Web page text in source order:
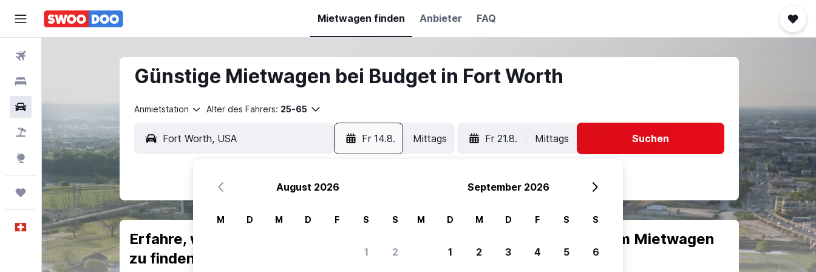
Mietwagen finden Anbieter FAQ
Pauschalreisen
FERIEN
Explore
Trips
Deutsch
Günstige Mietwagen bei Budget in Fort Worth
Anmietstation Alter des Fahrers: 25-65
Fr 14.8. Mittags Fr 21.8. Mittags Suchen
Erfahre, warum unsere Reisenden sich für SWOODOO entscheiden, um Mietwagen
zu finden.
August 2026
M D M D F S S
1 2
September 2026
M D M D F S S
1 2 3 4 5 6